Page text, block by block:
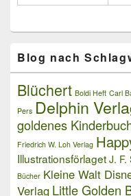
Blog nach
Blüchert Boldi Heft Carl
Pers Delphin
goldenes
Friedrich W. Loh Verlag
Illustrationsförlaget J. F.
Bücher Kleine Walt
Verlag Little Golden